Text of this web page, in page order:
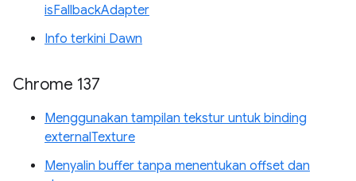
isFallbackAdapter
Info terkini Dawn
Chrome 137
Menggunakan tampilan tekstur untuk binding
externalTexture
Menyalin buffer tanpa menentukan offset dan